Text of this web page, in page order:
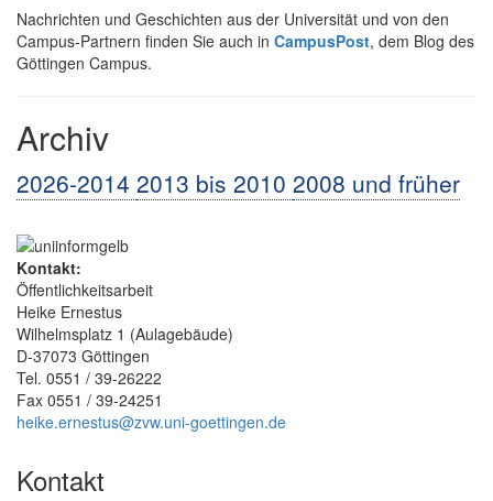
Nachrichten und Geschichten aus der Universität und von den
Campus-Partnern finden Sie auch in CampusPost, dem Blog des
Göttingen Campus.
Archiv
2026-2014 2013 bis 2010 2008 und früher
Kontakt:
Öffentlichkeitsarbeit
Heike Ernestus
Wilhelmsplatz 1 (Aulagebäude)
D-37073 Göttingen
Tel. 0551 / 39-26222
Fax 0551 / 39-24251
heike.ernestus@zvw.uni-goettingen.de
Kontakt